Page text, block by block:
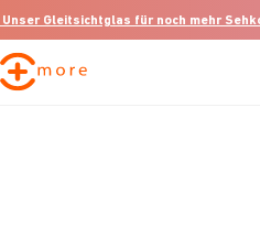
Gleitsichtglas für noch mehr